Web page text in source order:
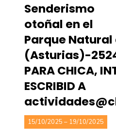
Senderismo
otoñal en el
Parque Natural
(Asturias)-
PARA CHICA,
ESCRIBID A
15/10/2025 – 19/10/2025